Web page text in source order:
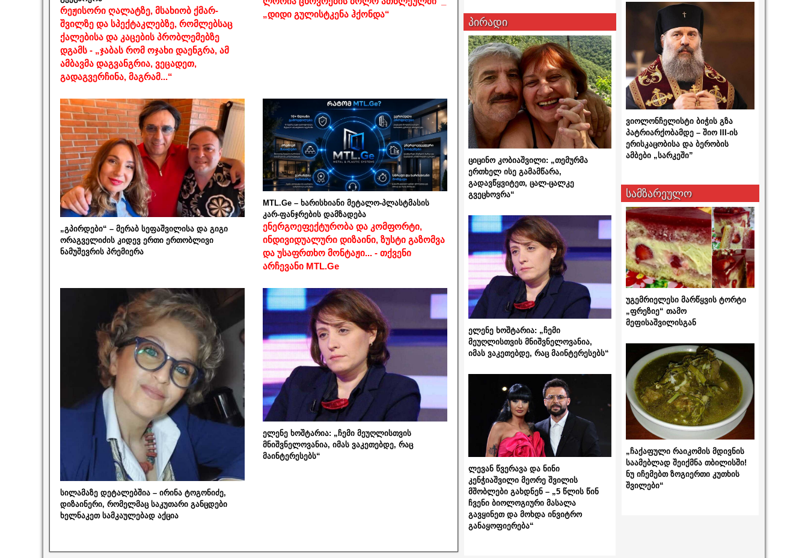
რეჟისორი ღალატზე, მსახიობ ქმარ-
შვილზე და სპექტაკლებზე, რომლებსაც
ქალებისა და კაცების პრობლემებზე
დგამს - „ჯაბას რომ ოჯახი დაენგრა, ამ
ამბავმა დაგვანგრია, ვეცადეთ,
გადაგვერჩინა, მაგრამ...“
„დიდი გულისტკენა ჰქონდა“
„გპირდები“ – მერაბ სეფაშვილისა და გიგი
ორაგველიძის კიდევ ერთი ერთობლივი
ნამუშევრის პრემიერა
MTL.Ge – ხარისხიანი მეტალო-პლასტმასის
კარ-ფანჯრების დამზადება
ენერგოეფექტურობა და კომფორტი,
ინდივიდუალური დიზაინი, ზუსტი გაზომვა
და უსაფრთხო მონტაჟი... - თქვენი
არჩევანი MTL.Ge
სილამაზე დეტალებშია – ირინა ტოგონიძე,
დიზაინერი, რომელმაც საკუთარი განცდები
ხელნაკეთ სამკაულებად აქცია
ელენე ხოშტარია: „ჩემი მეუღლისთვის
მნიშვნელოვანია, იმას ვაკეთებდე, რაც
მაინტერესებს“
პირადი
ციცინო კობიაშვილი: „თემურმა
ერთხელ ისე გამამწარა,
გადავწყვიტეთ, ცალ-ცალკე
გვეცხოვრა“
ელენე ხოშტარია: „ჩემი
მეუღლისთვის მნიშვნელოვანია,
იმას ვაკეთებდე, რაც მაინტერესებს“
ლევან წვერავა და ნინი
კენჭიაშვილი მეორე შვილის
მშობლები გახდნენ – „5 წლის წინ
ჩვენი ბიოლოგიური მასალა
გავყინეთ და მოხდა ინვიტრო
განაყოფიერება“
ვიოლონჩელისტი ბიჭის გზა
პატრიარქობამდე – შიო III-ის
ერისკაცობისა და ბერობის
ამბები „სარკეში”
სამზარეულო
უგემრიელესი მარწყვის ტორტი
„ფრეზიე“ თამო
მეფისაშვილისგან
„ჩაქაფული რაიკომის მდივნის
საამებლად შეიქმნა თბილისში!
ნუ იჩემებთ ზოგიერთი კუთხის
შვილები“